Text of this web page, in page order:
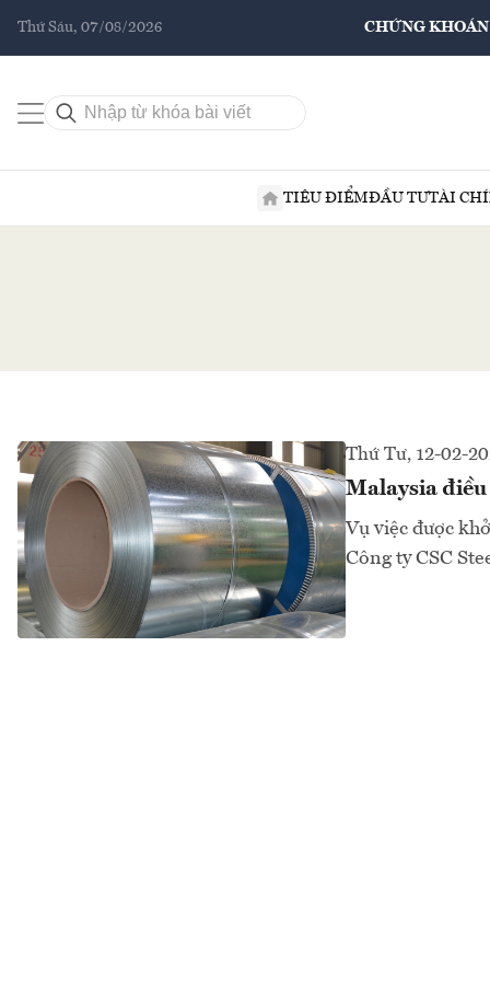
Thứ Sáu, 07/08/2026 CHỨNG KHOÁN
TIÊU ĐIỂMĐẦU TƯTÀI
Thứ Tư, 12-02-
Malaysia điều
Vụ việc được
Công ty CSC